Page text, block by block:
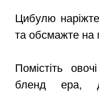
Цибулю
та обсмажте на
Помістіть
бленд ера,